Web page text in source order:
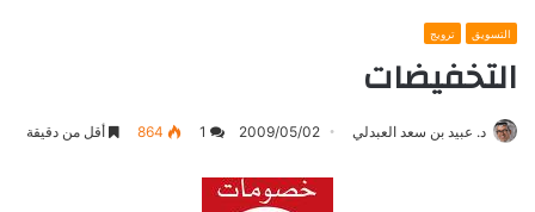
التسويق ترويج
التخفيضات
د. عبيد بن سعد العبدلي 2009/05/02
1
864 أقل من دقيقة